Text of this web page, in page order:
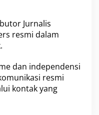
Jurnalis
resmi dalam
dan independensi
resmi
kontak yang